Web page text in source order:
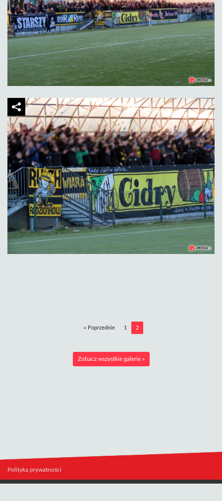
« Poprzednie 1 2
Zobacz wszystkie galerie »
Polityka prywatności